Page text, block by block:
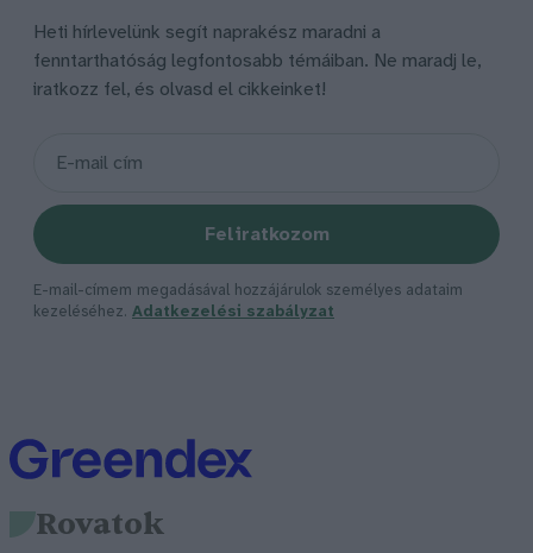
Heti hírlevelünk segít naprakész maradni a
fenntarthatóság legfontosabb témáiban. Ne maradj le,
iratkozz fel, és olvasd el cikkeinket!
Feliratkozom
E-mail-címem megadásával hozzájárulok személyes adataim
kezeléséhez. Adatkezelési szabályzat
Rovatok